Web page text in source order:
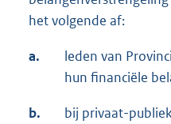
het volgende af:
a.
leden van
hun financiële
b.
bij privaat-